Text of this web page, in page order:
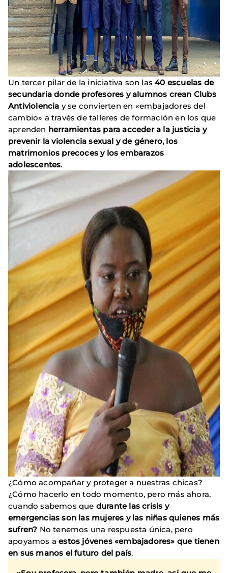
Un tercer pilar de la iniciativa son las40 escuelas de
secundaria donde profesores y alumnos crean Clubs
Antiviolencia y se convierten en «embajadores del
cambio» a través de talleres de formación en los que
aprenden herramientas para acceder a la justicia y
prevenir la violencia sexual y de género, los
matrimonios precoces y los embarazos
adolescentes.
¿Cómo acompañar y proteger a nuestras chicas?
¿Cómo hacerlo en todo momento, pero más ahora,
cuando sabemos que durante las crisis y
emergencias son las mujeres y las niñas quienes más
sufren? No tenemos una respuesta única, pero
apoyamos aestos jóvenes «embajadores» que tienen
en sus manos el futuro del país.